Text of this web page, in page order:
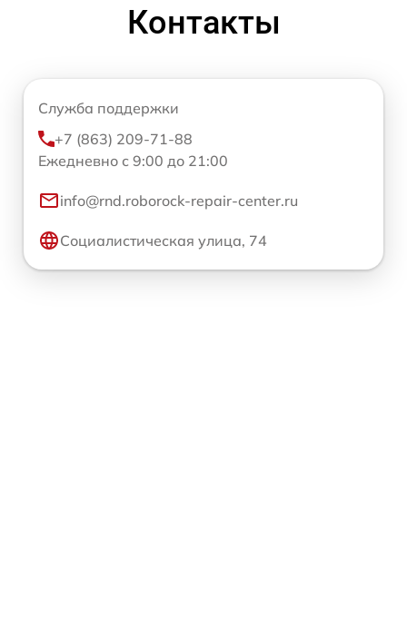
Контакты
Служба поддержки
+7 (863) 209-71-88
Ежедневно с 9:00 до 21:00
info@rnd.roborock-repair-center.ru
Социалистическая улица, 74